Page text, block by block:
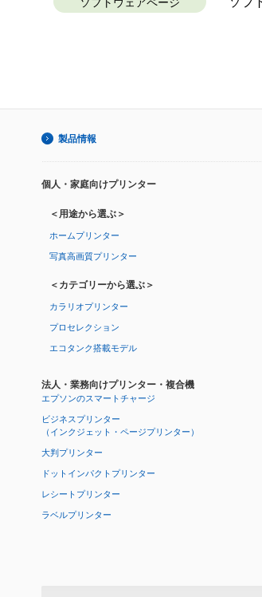
ソフトウェアページ
製品情報
個人・家庭向けプリンター
＜用途から選ぶ＞
ホームプリンター
写真高画質プリンター
＜カテゴリーから選ぶ＞
カラリオプリンター
プロセレクション
エコタンク搭載モデル
法人・業務向けプリンター・複合機
エプソンのスマートチャージ
ビジネスプリンター
（インクジェット・ページプリンター）
大判プリンター
ドットインパクトプリンター
レシートプリンター
ラベルプリンター